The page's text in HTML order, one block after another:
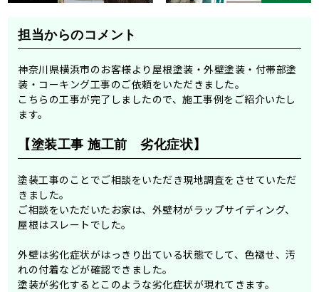
担当からのコメント
神奈川県横浜市のお客様より屋根塗装・外壁塗装・付帯部塗
装・コーキング工事のご依頼をいただきました。
こちらの工事が完了しましたので、施工事例をご紹介いたし
ます。
【塗装工事 施工前 劣化症状】
塗装工事のことでご相談をいただき現地調査をさせていただ
きました。
ご相談をいただいたお家は、外壁材がラップサイディング、
屋根はスレートでした。
外壁は劣化症状がはっきり出ている状態でして、色褪せ、汚
れの付着などが確認できました。
塗装が劣化するとこのような劣化症状が現れてきます。